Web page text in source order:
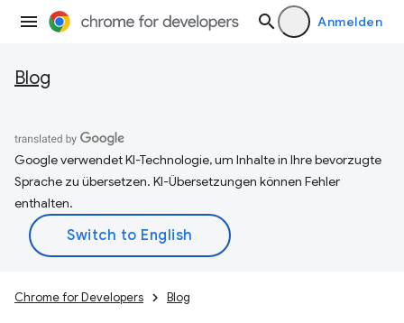
Anmelden
Blog
Google verwendet KI-Technologie, um Inhalte in Ihre bevorzugte
Sprache zu übersetzen. KI-Übersetzungen können Fehler
enthalten.
Chrome for Developers Blog